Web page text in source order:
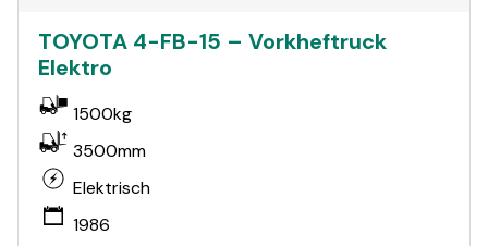
TOYOTA 4-FB-15 – Vorkheftruck
Elektro
1500kg
3500mm
Elektrisch
1986